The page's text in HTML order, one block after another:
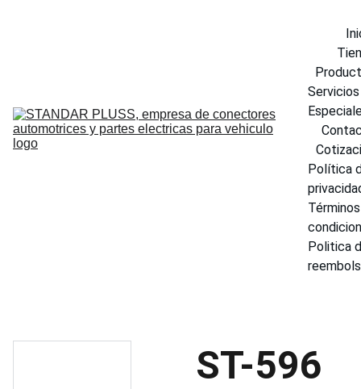
Servicios
Política
Politica
ST-596